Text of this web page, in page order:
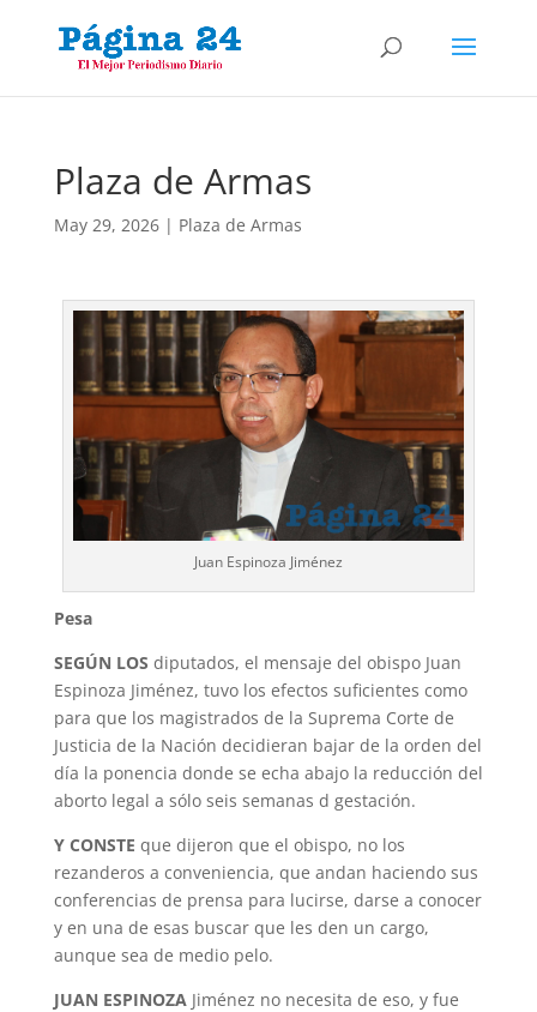
Plaza de Armas
May 29, 2026| Plaza de Armas
Juan Espinoza Jiménez
Pesa
SEGÚN LOS diputados, el mensaje del obispo Juan
Espinoza Jiménez, tuvo los efectos suficientes como
para que los magistrados de la Suprema Corte de
Justicia de la Nación decidieran bajar de la orden del
día la ponencia donde se echa abajo la reducción del
aborto legal a sólo seis semanas d gestación.
Y CONSTE que dijeron que el obispo, no los
rezanderos a conveniencia, que andan haciendo sus
conferencias de prensa para lucirse, darse a conocer
y en una de esas buscar que les den un cargo,
aunque sea de medio pelo.
JUAN ESPINOZA Jiménez no necesita de eso, y fue